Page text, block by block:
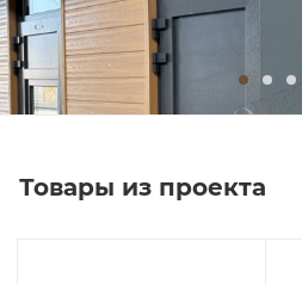
Товары из проекта